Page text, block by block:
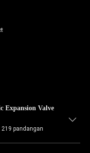
Expansion Valve
219 pandangan